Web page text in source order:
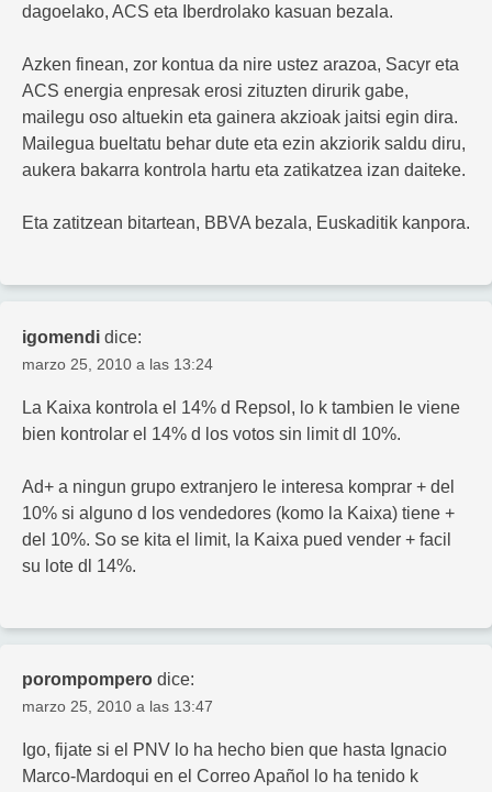
dagoelako, ACS eta Iberdrolako kasuan bezala.
Azken finean, zor kontua da nire ustez arazoa, Sacyr eta
ACS energia enpresak erosi zituzten dirurik gabe,
mailegu oso altuekin eta gainera akzioak jaitsi egin dira.
Mailegua bueltatu behar dute eta ezin akziorik saldu diru,
aukera bakarra kontrola hartu eta zatikatzea izan daiteke.
Eta zatitzean bitartean, BBVA bezala, Euskaditik kanpora.
igomendi dice:
marzo 25, 2010 a las 13:24
La Kaixa kontrola el 14% d Repsol, lo k tambien le viene
bien kontrolar el 14% d los votos sin limit dl 10%.
Ad+ a ningun grupo extranjero le interesa komprar + del
10% si alguno d los vendedores (komo la Kaixa) tiene +
del 10%. So se kita el limit, la Kaixa pued vender + facil
su lote dl 14%.
porompompero dice:
marzo 25, 2010 a las 13:47
Igo, fijate si el PNV lo ha hecho bien que hasta Ignacio
Marco-Mardoqui en el Correo Apañol lo ha tenido k